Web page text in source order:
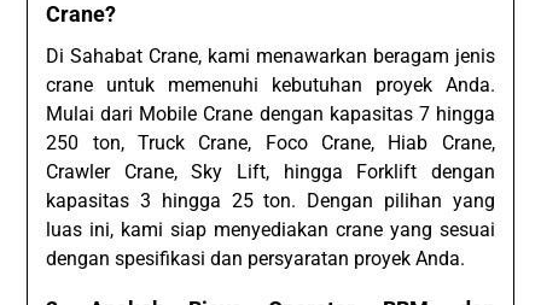
Crane?
Di Sahabat Crane, kami menawarkan beragam jenis
crane untuk memenuhi kebutuhan proyek Anda.
Mulai dari Mobile Crane dengan kapasitas 7 hingga
250 ton, Truck Crane, Foco Crane, Hiab Crane,
Crawler Crane, Sky Lift, hingga Forklift dengan
kapasitas 3 hingga 25 ton. Dengan pilihan yang
luas ini, kami siap menyediakan crane yang sesuai
dengan spesifikasi dan persyaratan proyek Anda.